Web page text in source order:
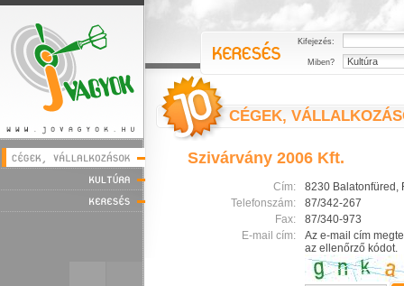
Kifejezés:
Miben?
CÉGEK,
Szivárvány 2006 Kft.
Cím:
8230 Balatonfüred,
Telefonszám:
87/342-267
Fax:
87/340-973
E-mail cím:
Az e-mail cím
az ellenőrző kódot.